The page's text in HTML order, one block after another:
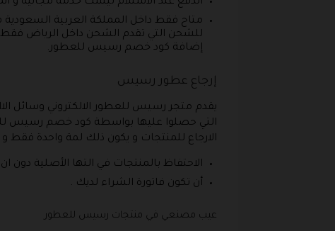
الدفع عند الاستلام ليست خدمة مجانية و انما هي خدمة مدفوعة قيمتها 12 ريال
متاح فقط داخل المملكة العربية
إضافة كود خصم رسيس للعطور.
إرجاع عطور رسيس
يقدم متجر رسيس للعطور الالكتروني وسائل
التي حصلوا عليها بواسطة كود خصم رسيس
الارجاع للمنتجات و يكون ذلك لمة واحدة
الاحتفاظ بالمنتجات في التها الأصلية دون
أن تكون فاتورة الشراء لديك .
عيب مصنعي في منتجات رسيس للعطور